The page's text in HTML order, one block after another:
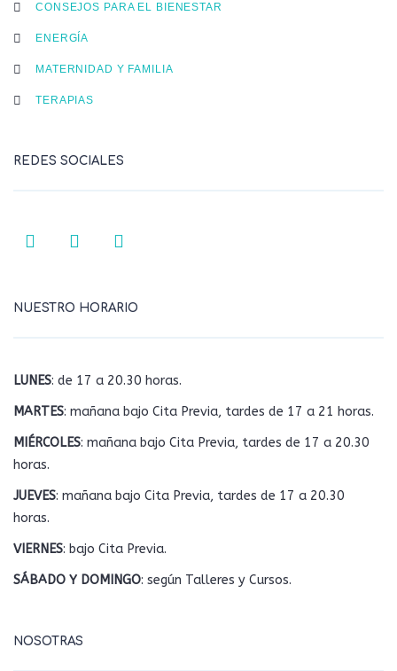
CONSEJOS PARA EL BIENESTAR
ENERGÍA
MATERNIDAD Y FAMILIA
TERAPIAS
REDES SOCIALES
NUESTRO HORARIO
LUNES: de 17 a 20.30 horas.
MARTES: mañana bajo Cita Previa, tardes de 17 a 21 horas.
MIÉRCOLES: mañana bajo Cita Previa, tardes de 17 a 20.30
horas.
JUEVES: mañana bajo Cita Previa, tardes de 17 a 20.30
horas.
VIERNES: bajo Cita Previa.
SÁBADO Y DOMINGO: según Talleres y Cursos.
NOSOTRAS